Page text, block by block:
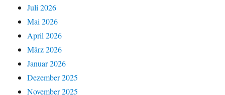
Juli 2026
Mai 2026
April 2026
März 2026
Januar 2026
Dezember 2025
November 2025